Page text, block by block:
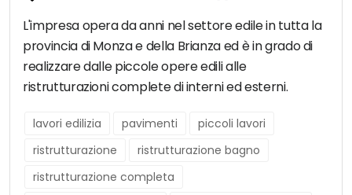
L'impresa opera da anni nel settore edile in tutta la
provincia di Monza e della Brianza ed è in grado di
realizzare dalle piccole opere edili alle
ristrutturazioni complete di interni ed esterni.
lavori edilizia pavimenti
piccoli lavori
ristrutturazione
ristrutturazione bagno
ristrutturazione completa